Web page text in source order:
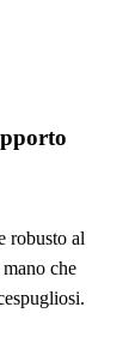
robusto al
che